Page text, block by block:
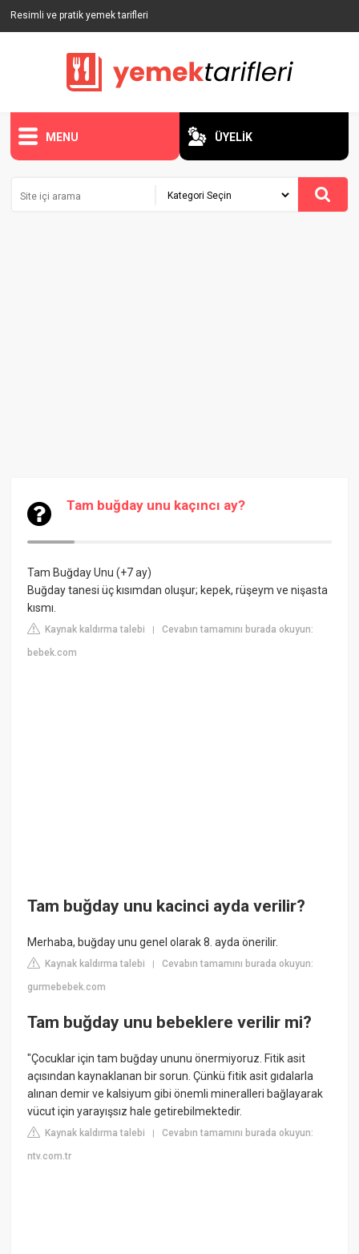
Resimli ve pratik yemek tarifleri
MENU ÜYELİK
Tam buğday unu kaçıncı ay?
Tam Buğday Unu (+7 ay)
Buğday tanesi üç kısımdan oluşur; kepek, rüşeym ve nişasta
kısmı.
Kaynak kaldırma talebi |Cevabın tamamını burada okuyun:
bebek.com
Tam buğday unu kacinci ayda verilir?
Merhaba, buğday unu genel olarak 8. ayda önerilir.
Kaynak kaldırma talebi |Cevabın tamamını burada okuyun:
gurmebebek.com
Tam buğday unu bebeklere verilir mi?
"Çocuklar için tam buğday ununu önermiyoruz. Fitik asit
açısından kaynaklanan bir sorun. Çünkü fitik asit gıdalarla
alınan demir ve kalsiyum gibi önemli mineralleri bağlayarak
vücut için yarayışsız hale getirebilmektedir.
Kaynak kaldırma talebi |Cevabın tamamını burada okuyun:
ntv.com.tr